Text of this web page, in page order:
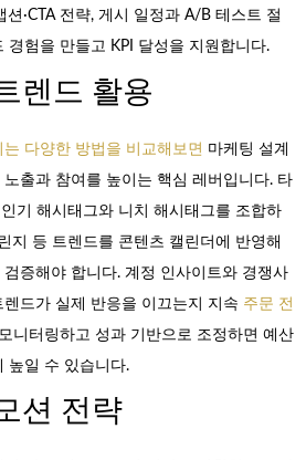
션·CTA 전략, 게시 일정과 A/B 테스트 절
경험을 만들고 KPI 달성을 지원합니다.
렌드 활용
다양한 방법을 비교해보면 마케팅 설계
출과 참여를 높이는 핵심 레버입니다. 타
기 해시태그와 니치 해시태그를 조합하
지 등 트렌드를 콘텐츠 캘린더에 반영해
증해야 합니다. 계정 인사이트와 경쟁사
렌드가 실제 반응을 이끄는지 지속 주문 전
모니터링하고 성과 기반으로 조정하면 예산
높일 수 있습니다.
션 전략